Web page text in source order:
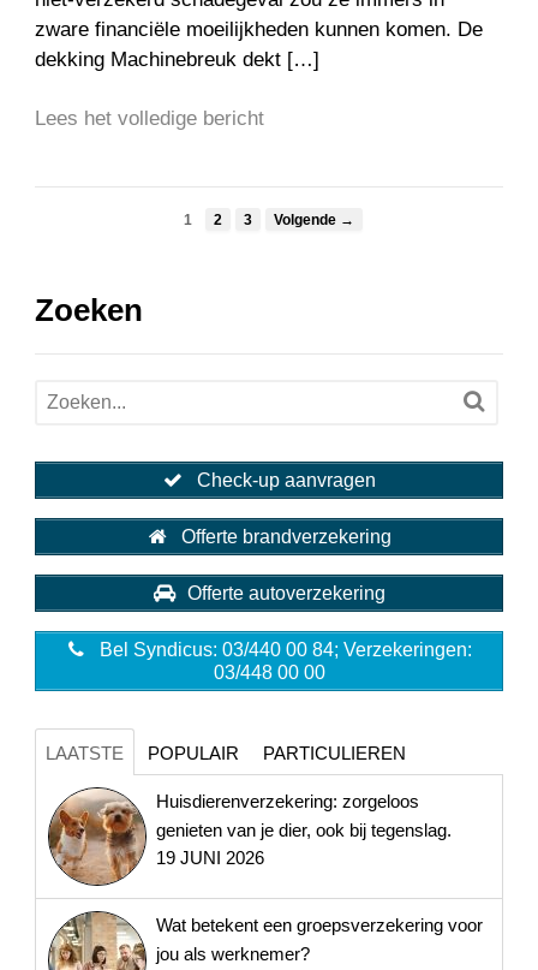
zware financiële moeilijkheden kunnen komen. De
dekking Machinebreuk dekt […]
Lees het volledige bericht
1 2 3 Volgende →
Zoeken
Check-up aanvragen
Offerte brandverzekering
Offerte autoverzekering
Bel Syndicus: 03/440 00 84; Verzekeringen:
03/448 00 00
LAATSTE POPULAIR PARTICULIEREN
Huisdierenverzekering: zorgeloos
genieten van je dier, ook bij tegenslag.
19 JUNI 2026
Wat betekent een groepsverzekering voor
jou als werknemer?